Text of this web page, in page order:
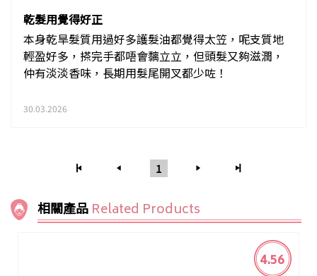
乾髮用覺得好正
本身乾旱髮質用過好多護髮油都覺得太笠，呢支質地
輕盈好多，搽完手都唔會黐立立，但頭髮又夠滋潤，
仲有淡淡香味，長期用髮尾開叉都少咗！
30.03.2026
1
相關產品 Related Products
4.56